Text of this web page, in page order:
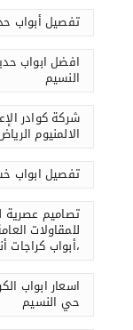
تفصيل أبواب
النسيم
شركة كوادر
الالمنيوم
تفصيل ابواب
تصاميم عصرية
للمقاولات
،أبواب كراجات
اسعار ابواب
حي النسيم